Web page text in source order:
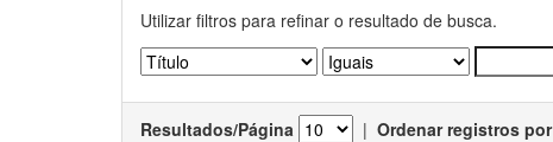
Utilizar filtros para refinar o resultado de busca.
Resultados/Página | Ordenar registros por